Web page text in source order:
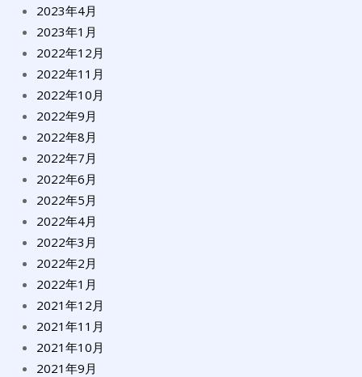
2023年4月
2023年1月
2022年12月
2022年11月
2022年10月
2022年9月
2022年8月
2022年7月
2022年6月
2022年5月
2022年4月
2022年3月
2022年2月
2022年1月
2021年12月
2021年11月
2021年10月
2021年9月